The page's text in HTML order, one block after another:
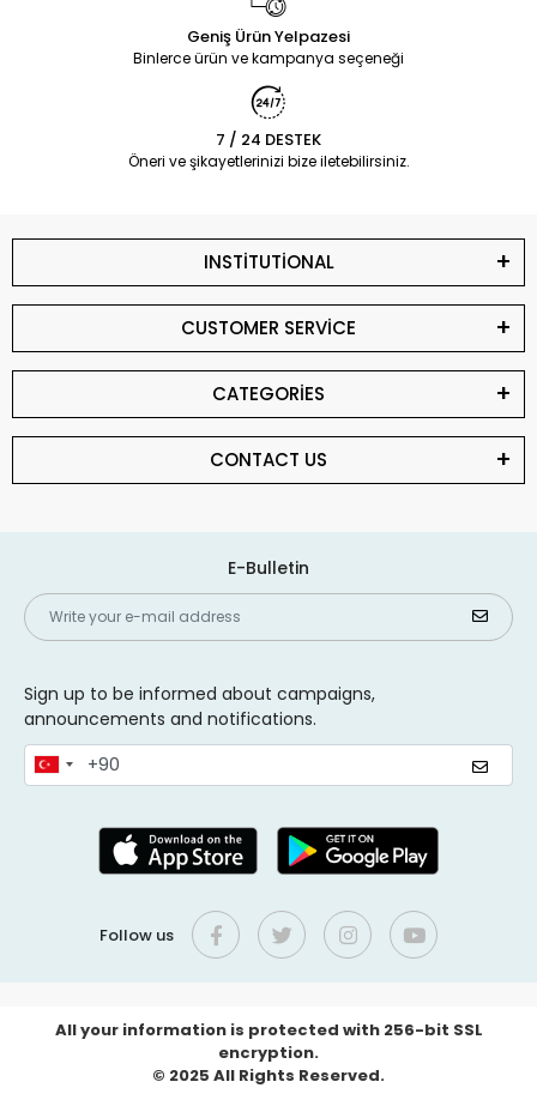
Geniş Ürün Yelpazesi
Binlerce ürün ve kampanya seçeneği
7 / 24 DESTEK
Öneri ve şikayetlerinizi bize iletebilirsiniz.
INSTİTUTİONAL
CUSTOMER SERVİCE
CATEGORİES
CONTACT US
E-Bulletin
Sign up to be informed about campaigns,
announcements and notifications.
Follow us
All your information is protected with 256-bit SSL
encryption.
© 2025 All Rights Reserved.